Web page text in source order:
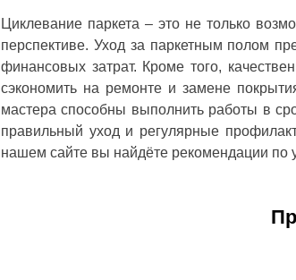
Циклевание паркета – это не только
перспективе. Уход за паркетным полом
финансовых затрат. Кроме того,
сэкономить на ремонте и замене
мастера способны выполнить работы в
правильный уход и регулярные
нашем сайте вы найдёте рекомендации по